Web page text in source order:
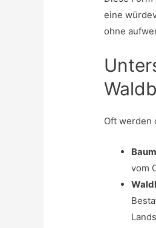
eine
ohne
Oft werden
vom